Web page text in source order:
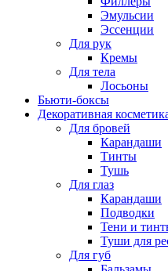
Эмульсии
Эссенции
Для рук
Кремы
Для тела
Лосьоны
Бьюти-боксы
Декоративная
Для бровей
Карандаши
Тинты
Тушь
Для глаз
Карандаши
Подводки
Тени и
Туши для
Для губ